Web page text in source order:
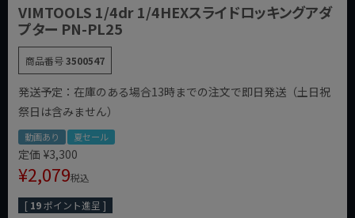
VIMTOOLS 1/4dr 1/4HEXスライドロッキングアダ
プター PN-PL25
商品番号3500547
発送予定：在庫のある場合13時までの注文で即日発送（土日祝
祭日は含みません）
動画あり 夏セール
定価 ¥3,300
¥2,079税込
[ 19ポイント進呈 ]